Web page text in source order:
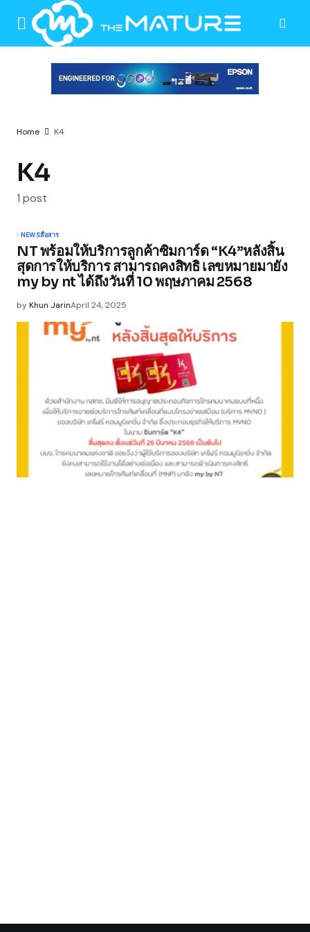
Home K4
K4
1 post
NEWSสื่อสาร
NT พร้อมให้บริการลูกค้าซิมการ์ด “K4”หลังสิ้น
สุดการให้บริการ สามารถคงสิทธิ เลขหมายมายัง
my by nt ได้ถึงวันที่ 10 พฤษภาคม 2568
byKhun JarinApril 24, 2025